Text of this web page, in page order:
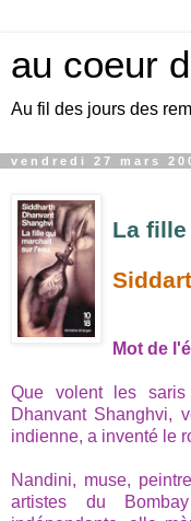
au coeur
Au fil des jours des
vendredi 27 mars
La
Mot de
Que volent les
Dhanvant Shanghvi,
indienne, a inventé le
Nandini, muse,
artistes du